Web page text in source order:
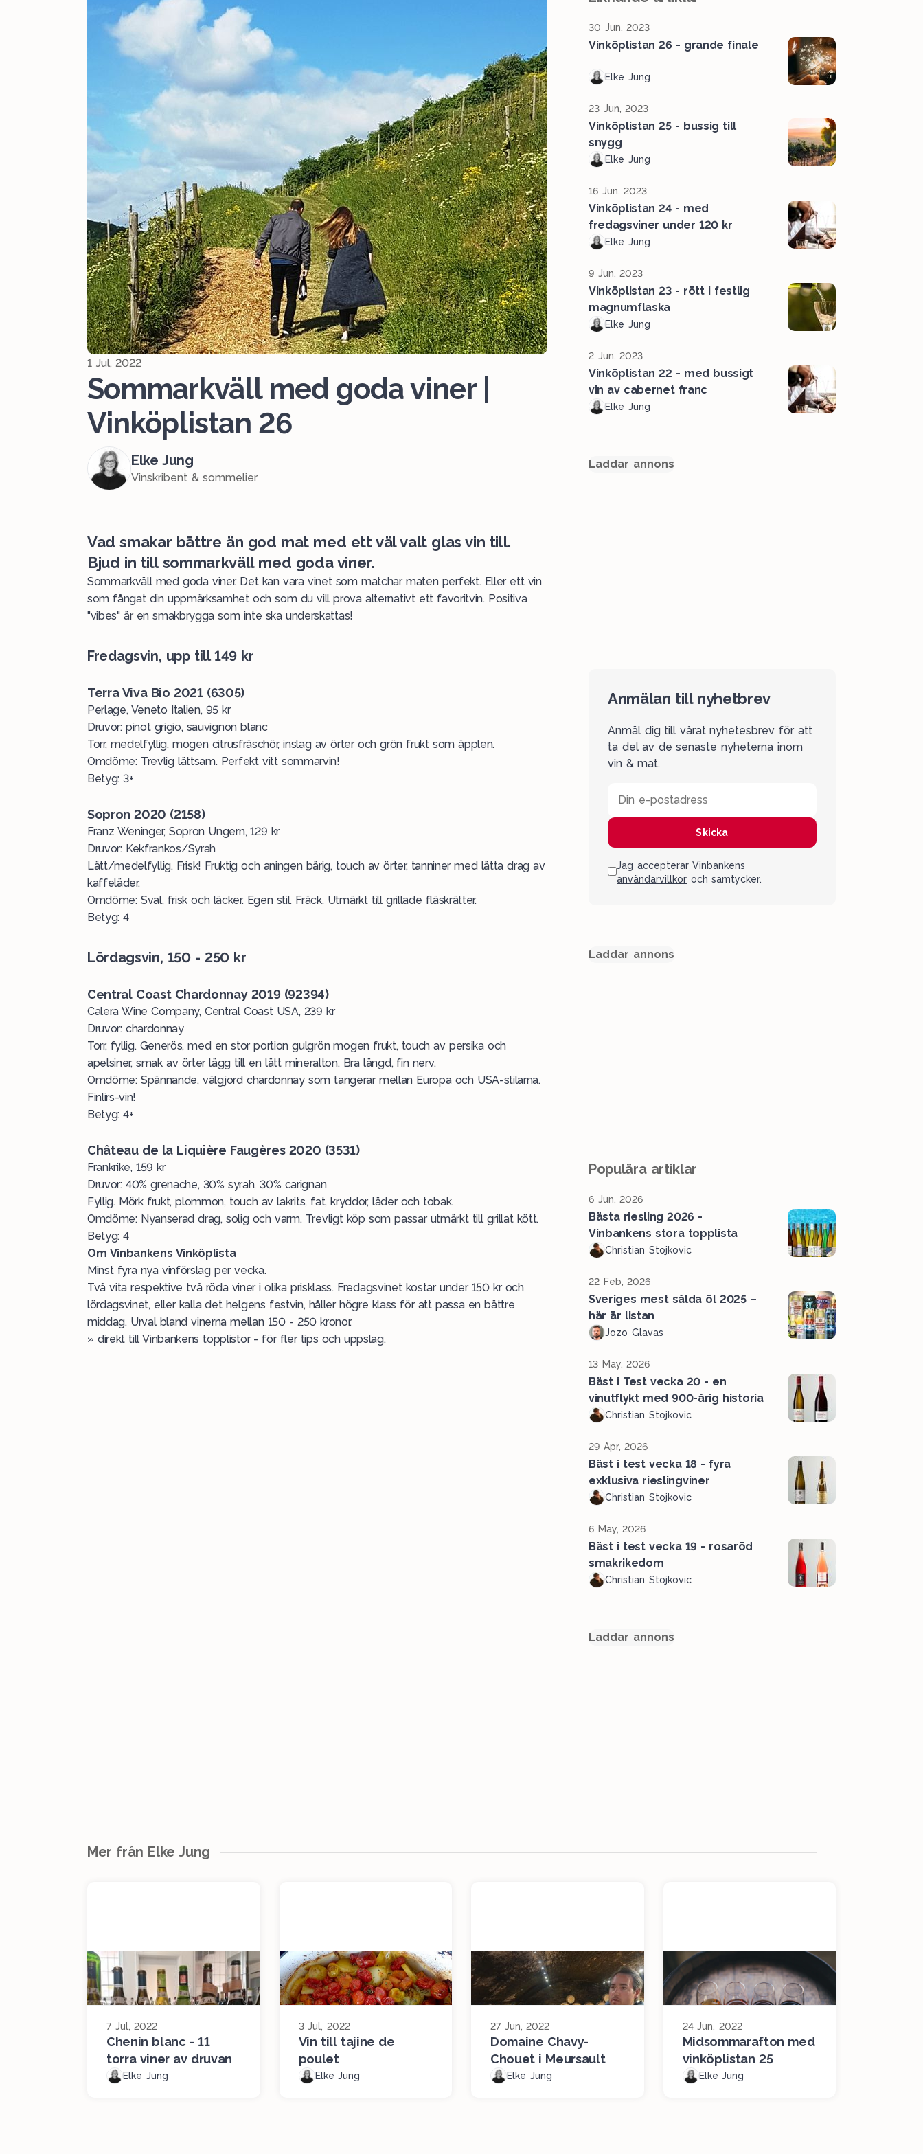
1 Jul, 2022
Sommarkväll med goda viner |
Vinköplistan 26
Elke Jung
Vinskribent & sommelier
Vad smakar bättre än god mat med ett väl valt glas vin till.
Bjud in till sommarkväll med goda viner.
Sommarkväll med goda viner. Det kan vara vinet som matchar maten perfekt. Eller ett vin
som fångat din uppmärksamhet och som du vill prova alternativt ett favoritvin. Positiva
"vibes" är en smakbrygga som inte ska underskattas!
Fredagsvin, upp till 149 kr
Terra Viva Bio 2021 (6305)
Perlage, Veneto Italien, 95 kr
Druvor: pinot grigio, sauvignon blanc
Torr, medelfyllig, mogen citrusfräschör, inslag av örter och grön frukt som äpplen.
Omdöme: Trevlig lättsam. Perfekt vitt sommarvin!
Betyg: 3+
Sopron 2020 (2158)
Franz Weninger, Sopron Ungern, 129 kr
Druvor: Kekfrankos/Syrah
Lätt/medelfyllig. Frisk! Fruktig och aningen bärig, touch av örter, tanniner med lätta drag av
kaffeläder.
Omdöme: Sval, frisk och läcker. Egen stil. Fräck. Utmärkt till grillade fläskrätter.
Betyg: 4
Lördagsvin, 150 - 250 kr
Central Coast Chardonnay 2019 (92394)
Calera Wine Company, Central Coast USA, 239 kr
Druvor: chardonnay
Torr, fyllig. Generös, med en stor portion gulgrön mogen frukt, touch av persika och
apelsiner, smak av örter lägg till en lätt mineralton. Bra längd, fin nerv.
Omdöme: Spännande, välgjord chardonnay som tangerar mellan Europa och USA-stilarna.
Finlirs-vin!
Betyg: 4+
Château de la Liquière Faugères 2020 (3531)
Frankrike, 159 kr
Druvor: 40% grenache, 30% syrah, 30% carignan
Fyllig. Mörk frukt, plommon, touch av lakrits, fat, kryddor, läder och tobak.
Omdöme: Nyanserad drag, solig och varm. Trevligt köp som passar utmärkt till grillat kött.
Betyg: 4
Om Vinbankens Vinköplista
Minst fyra nya vinförslag per vecka.
Två vita respektive två röda viner i olika prisklass. Fredagsvinet kostar under 150 kr och
lördagsvinet, eller kalla det helgens festvin, håller högre klass för att passa en bättre
middag. Urval bland vinerna mellan 150 - 250 kronor.
» direkt till Vinbankens topplistor - för fler tips och uppslag.
30 Jun, 2023
Vinköplistan 26 - grande finale
Elke Jung
23 Jun, 2023
Vinköplistan 25 - bussig till
snygg
Elke Jung
16 Jun, 2023
Vinköplistan 24 - med
fredagsviner under 120 kr
Elke Jung
9 Jun, 2023
Vinköplistan 23 - rött i festlig
magnumflaska
Elke Jung
2 Jun, 2023
Vinköplistan 22 - med bussigt
vin av cabernet franc
Elke Jung
Laddar annons
Anmälan till nyhetbrev
Anmäl dig till vårat nyhetesbrev för att
ta del av de senaste nyheterna inom
vin & mat.
Din e-postadress
Skicka
Jag accepterar Vinbankens
användarvillkor och samtycker.
Laddar annons
Populära artiklar
6 Jun, 2026
Bästa riesling 2026 -
Vinbankens stora topplista
Christian Stojkovic
22 Feb, 2026
Sveriges mest sålda öl 2025 –
här är listan
Jozo Glavas
13 May, 2026
Bäst i Test vecka 20 - en
vinutflykt med 900-årig historia
Christian Stojkovic
29 Apr, 2026
Bäst i test vecka 18 - fyra
exklusiva rieslingviner
Christian Stojkovic
6 May, 2026
Bäst i test vecka 19 - rosaröd
smakrikedom
Christian Stojkovic
Laddar annons
Mer från Elke Jung
7 Jul, 2022
Chenin blanc - 11
torra viner av druvan
Elke Jung
3 Jul, 2022
Vin till tajine de
poulet
Elke Jung
27 Jun, 2022
Domaine Chavy-
Chouet i Meursault
Elke Jung
24 Jun, 2022
Midsommarafton med
vinköplistan 25
Elke Jung